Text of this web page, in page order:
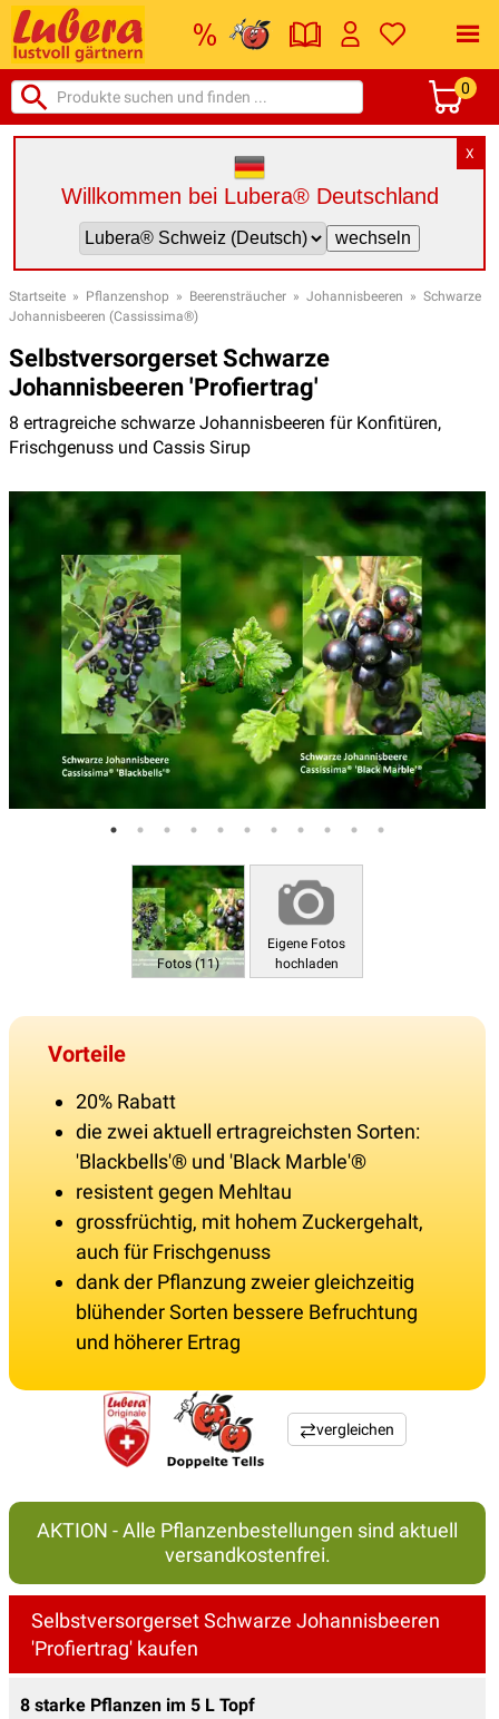
0
X
Willkommen bei Lubera® Deutschland
Startseite » Pflanzenshop » Beerensträucher » Johannisbeeren » Schwarze
Johannisbeeren (Cassissima®)
Selbstversorgerset Schwarze
Johannisbeeren 'Profiertrag'
8 ertragreiche schwarze Johannisbeeren für Konfitüren,
Frischgenuss und Cassis Sirup
Fotos (11)
Eigene Fotos
hochladen
Vorteile
20% Rabatt
die zwei aktuell ertragreichsten Sorten:
'Blackbells'® und 'Black Marble'®
resistent gegen Mehltau
grossfrüchtig, mit hohem Zuckergehalt,
auch für Frischgenuss
dank der Pflanzung zweier gleichzeitig
blühender Sorten bessere Befruchtung
und höherer Ertrag
vergleichen
AKTION - Alle Pflanzenbestellungen sind aktuell
versandkostenfrei.
Selbstversorgerset Schwarze Johannisbeeren
'Profiertrag' kaufen
8 starke Pflanzen im 5 L Topf